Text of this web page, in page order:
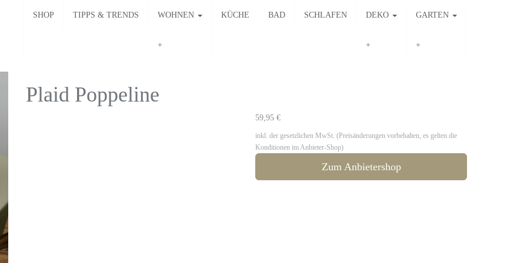
SHOP TIPPS & TRENDS WOHNEN KÜCHE BAD SCHLAFEN DEKO GARTEN
Plaid Poppeline
59,95 €
inkl. der gesetzlichen MwSt. (Preisänderungen vorbehalten, es gelten die
Konditionen im Anbieter-Shop)
Zum Anbietershop